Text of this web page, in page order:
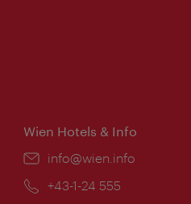
Wien Hotels & Info
E-
info@wien.info
Telefon:
+43-1-24 555